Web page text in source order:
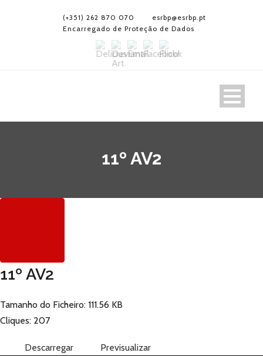
(+351) 262 870 070
esrbp@esrbp.pt
Encarregado de Proteção de Dados
11º AV2
11º AV2
Tamanho do Ficheiro: 111.56 KB
Cliques: 207
Descarregar Previsualizar